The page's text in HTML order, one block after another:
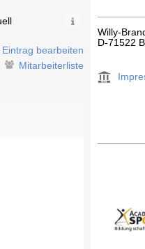
Eintrag bearbeiten
Mitarbeiterliste
Willy-
D-71522